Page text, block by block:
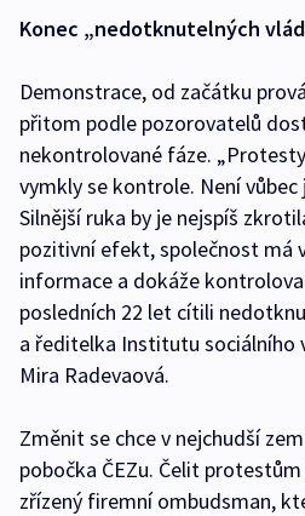
Konec „nedotknutelných
Demonstrace, od začátku
přitom podle pozorovatelů
nekontrolované fáze.
vymkly se kontrole. Není
Silnější ruka by je nejspíš
pozitivní efekt, společnost má
informace a dokáže
posledních 22 let cítili
a ředitelka Institutu sociálního
Mira Radevaová.
Změnit se chce v nejchudší
pobočka ČEZu. Čelit
zřízený firemní ombudsman,